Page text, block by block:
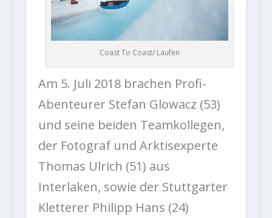
Coast To Coast/ Laufen
Am 5. Juli 2018 brachen Profi-
Abenteurer Stefan Glowacz (53)
und seine beiden Teamkollegen,
der Fotograf und Arktisexperte
Thomas Ulrich (51) aus
Interlaken, sowie der Stuttgarter
Kletterer Philipp Hans (24)